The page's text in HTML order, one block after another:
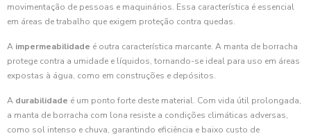
movimentação de pessoas e maquinários. Essa característica é essencial
em áreas de trabalho que exigem proteção contra quedas.
A impermeabilidade é outra característica marcante. A manta de borracha
protege contra a umidade e líquidos, tornando-se ideal para uso em áreas
expostas à água, como em construções e depósitos.
A durabilidade é um ponto forte deste material. Com vida útil prolongada,
a manta de borracha com lona resiste a condições climáticas adversas,
como sol intenso e chuva, garantindo eficiência e baixo custo de